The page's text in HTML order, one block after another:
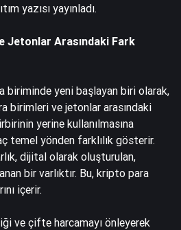
yazısı yayınladı.
Jetonlar Arasındaki Fark
biriminde yeni başlayan biri olarak,
birimleri ve jetonlar arasındaki
yerine kullanılmasına
temel yönden farklılık gösterir.
dijital olarak oluşturulan,
bir varlıktır. Bu, kripto para
içerir.
ve çifte harcamayı önleyerek